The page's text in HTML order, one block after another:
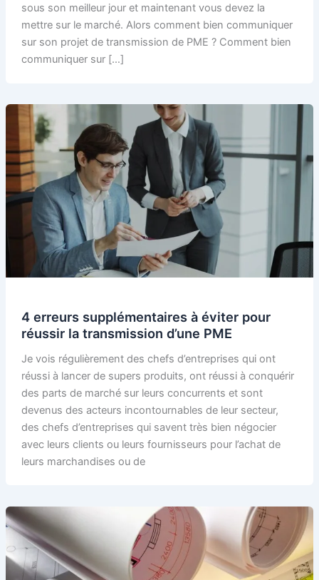
sous son meilleur jour et maintenant vous devez la
mettre sur le marché. Alors comment bien communiquer
sur son projet de transmission de PME ? Comment bien
communiquer sur […]
4 erreurs supplémentaires à éviter pour
réussir la transmission d’une PME
Je vois régulièrement des chefs d’entreprises qui ont
réussi à lancer de supers produits, ont réussi à conquérir
des parts de marché sur leurs concurrents et sont
devenus des acteurs incontournables de leur secteur,
des chefs d’entreprises qui savent très bien négocier
avec leurs clients ou leurs fournisseurs pour l’achat de
leurs marchandises ou de